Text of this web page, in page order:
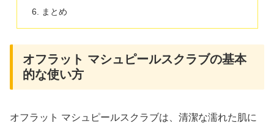
まとめ
オフラット マシュピールスクラブの基本
的な使い方
オフラット マシュピールスクラブは、清潔な濡れた肌に